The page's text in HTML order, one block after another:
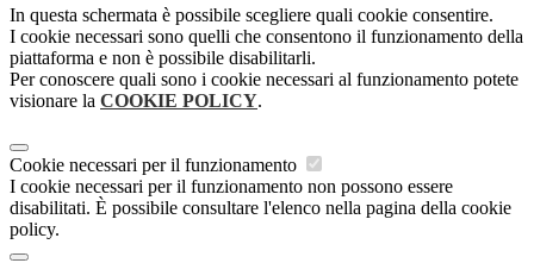
In questa schermata è possibile scegliere quali cookie consentire.
I cookie necessari sono quelli che consentono il funzionamento della
piattaforma e non è possibile disabilitarli.
Per conoscere quali sono i cookie necessari al funzionamento potete
visionare la COOKIE POLICY.
Cookie necessari per il funzionamento
I cookie necessari per il funzionamento non possono essere
disabilitati. È possibile consultare l'elenco nella pagina della cookie
policy.